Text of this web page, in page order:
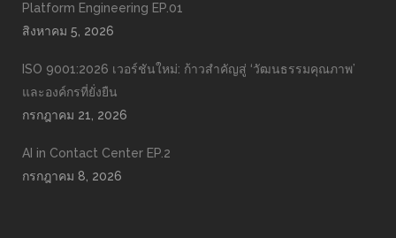
Platform Engineering EP.01
สิงหาคม 5, 2026
ISO 9001:2026 เวอร์ชันใหม่: ก้าวสำคัญสู่ ‘วัฒนธรรมคุณภาพ’
และองค์กรที่ยั่งยืน
กรกฎาคม 21, 2026
AI in Contact Center EP.2
กรกฎาคม 8, 2026